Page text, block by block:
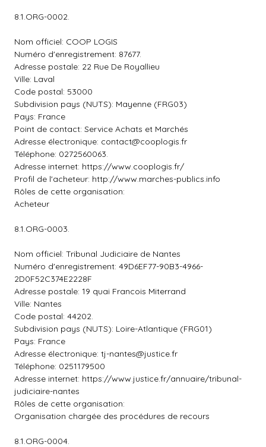
8.1.ORG-0002.
Nom officiel: COOP LOGIS
Numéro d'enregistrement: 87677.
Adresse postale: 22 Rue De Royallieu
Ville: Laval
Code postal: 53000
Subdivision pays (NUTS): Mayenne (FRG03)
Pays: France
Point de contact: Service Achats et Marchés
Adresse électronique: contact@cooplogis.fr
Téléphone: 0272560063.
Adresse internet: https://www.cooplogis.fr/
Profil de l'acheteur: http://www.marches-publics.info
Rôles de cette organisation:
Acheteur
8.1.ORG-0003.
Nom officiel: Tribunal Judiciaire de Nantes
Numéro d'enregistrement: 49D6EF77-90B3-4966-
2D0F52C374E2228F
Adresse postale: 19 quai Francois Miterrand
Ville: Nantes
Code postal: 44202.
Subdivision pays (NUTS): Loire-Atlantique (FRG01)
Pays: France
Adresse électronique: tj-nantes@justice.fr
Téléphone: 0251179500
Adresse internet: https://www.justice.fr/annuaire/tribunal-
judiciaire-nantes
Rôles de cette organisation:
Organisation chargée des procédures de recours
8.1.ORG-0004.